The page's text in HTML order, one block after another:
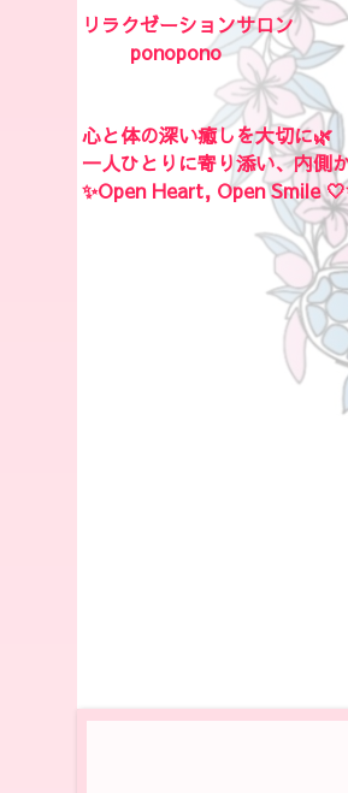
リラクゼーションサロン
ponopono
心と体の深い癒しを大切に🌿‬
一人ひとりに寄り添い、内側
✨Open Heart, Open Smile